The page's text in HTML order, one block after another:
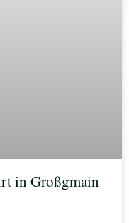
in Großgmain